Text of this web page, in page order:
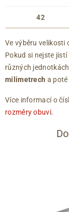
42
Ve výběru velikosti
Pokud si nejste
různých
milimetrech a
Více informací o
rozměry obuvi.